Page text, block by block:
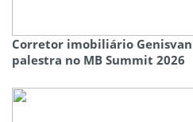
Corretor imobiliário
palestra no MB Summit 2026